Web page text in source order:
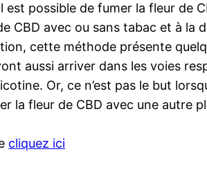
est possible de fumer la fleur
CBD avec ou sans tabac et à la
cette méthode présente
aussi arriver dans les voies
Or, ce n’est pas le but
la fleur de CBD avec une autre
cliquez ici